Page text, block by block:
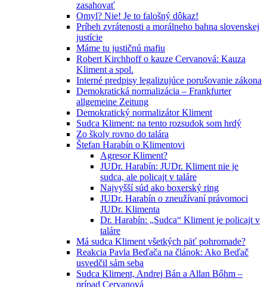
zasahovať
Omyl? Nie! Je to falošný dôkaz!
Príbeh zvrátenosti a morálneho bahna slovenskej
justície
Máme tu justičnú mafiu
Robert Kirchhoff o kauze Cervanová: Kauza
Kliment a spol.
Interné predpisy legalizujúce porušovanie zákona
Demokratická normalizácia – Frankfurter
allgemeine Zeitung
Demokratický normalizátor Kliment
Sudca Kliment: na tento rozsudok som hrdý
Zo školy rovno do talára
Štefan Harabín o Klimentovi
Agresor Kliment?
JUDr. Harabín: JUDr. Kliment nie je
sudca, ale policajt v taláre
Najvyšší súd ako boxerský ring
JUDr. Harabín o zneužívaní právomoci
JUDr. Klimenta
Dr. Harabín: „Sudca“ Kliment je policajt v
taláre
Má sudca Kliment všetkých päť pohromade?
Reakcia Pavla Beďača na článok: Ako Beďač
usvedčil sám seba
Sudca Kliment, Andrej Bán a Allan Bőhm –
prípad Cervanová